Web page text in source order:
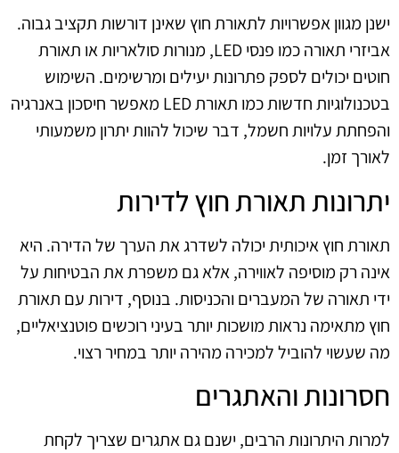
ישנן מגוון אפשרויות לתאורת חוץ שאינן דורשות תקציב גבוה.
אביזרי תאורה כמו פנסי LED, מנורות סולאריות או תאורת
חוטים יכולים לספק פתרונות יעילים ומרשימים. השימוש
בטכנולוגיות חדשות כמו תאורת LED מאפשר חיסכון באנרגיה
והפחתת עלויות חשמל, דבר שיכול להוות יתרון משמעותי
לאורך זמן.
יתרונות תאורת חוץ לדירות
תאורת חוץ איכותית יכולה לשדרג את הערך של הדירה. היא
אינה רק מוסיפה לאווירה, אלא גם משפרת את הבטיחות על
ידי תאורה של המעברים והכניסות. בנוסף, דירות עם תאורת
חוץ מתאימה נראות מושכות יותר בעיני רוכשים פוטנציאליים,
מה שעשוי להוביל למכירה מהירה יותר במחיר רצוי.
חסרונות והאתגרים
למרות היתרונות הרבים, ישנם גם אתגרים שצריך לקחת